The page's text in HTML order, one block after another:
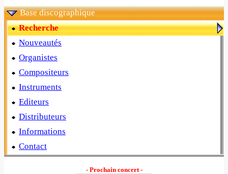
Base discographique
Recherche
Nouveautés
Organistes
Compositeurs
Instruments
Editeurs
Distributeurs
Informations
Contact
- Prochain concert -